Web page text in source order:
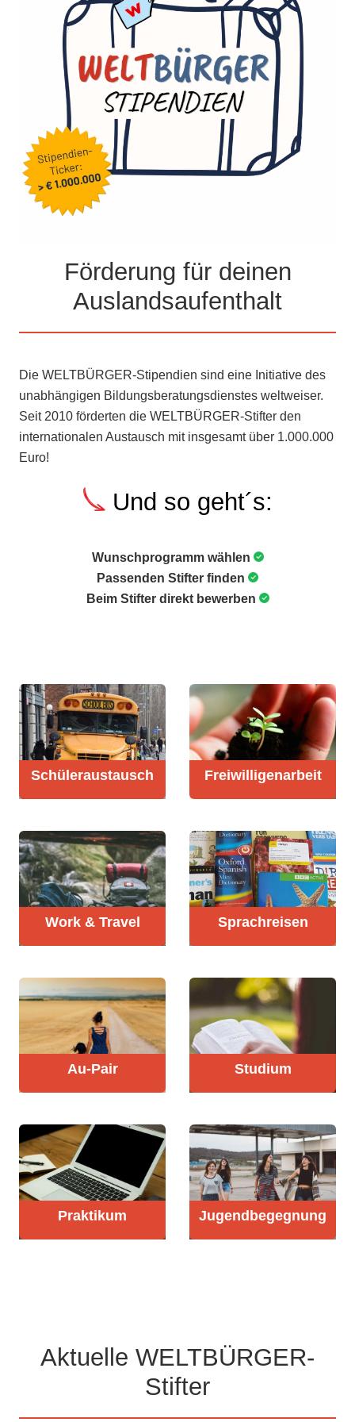
Förderung für deinen
Auslandsaufenthalt
Die WELTBÜRGER-Stipendien sind eine Initiative des
unabhängigen Bildungsberatungsdienstes weltweiser.
Seit 2010 förderten die WELTBÜRGER-Stifter den
internationalen Austausch mit insgesamt über 1.000.000
Euro!
Und so geht´s:
Wunschprogramm wählen
Passenden Stifter finden
Beim Stifter direkt bewerben
Schüler­austausch Freiwilligen­arbeit
Work & Travel Sprachreisen
Au-Pair Studium
Praktikum Jugendbe­gegnung
Aktuelle WELTBÜRGER-
Stifter